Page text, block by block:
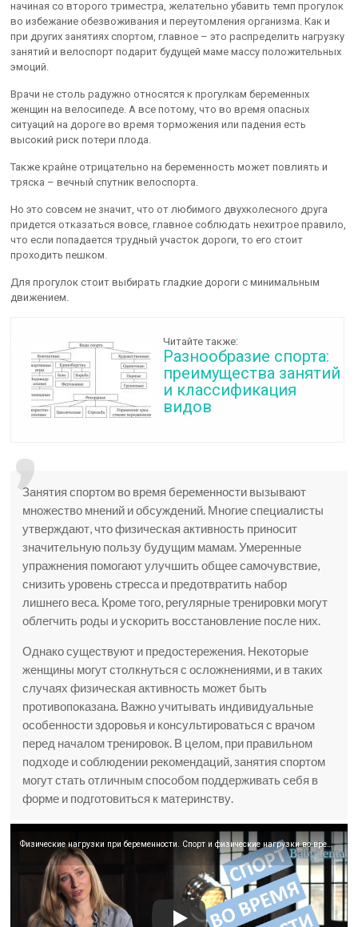
начиная со второго триместра, желательно убавить темп прогулок
во избежание обезвоживания и переутомления организма. Как и
при других занятиях спортом, главное – это распределить нагрузку
занятий и велоспорт подарит будущей маме массу положительных
эмоций.
Врачи не столь радужно относятся к прогулкам беременных
женщин на велосипеде. А все потому, что во время опасных
ситуаций на дороге во время торможения или падения есть
высокий риск потери плода.
Также крайне отрицательно на беременность может повлиять и
тряска – вечный спутник велоспорта.
Но это совсем не значит, что от любимого двухколесного друга
придется отказаться вовсе, главное соблюдать нехитрое правило,
что если попадается трудный участок дороги, то его стоит
проходить пешком.
Для прогулок стоит выбирать гладкие дороги с минимальным
движением.
Читайте также:
Разнообразие спорта:
преимущества занятий
и классификация
видов
Занятия спортом во время беременности вызывают
множество мнений и обсуждений. Многие специалисты
утверждают, что физическая активность приносит
значительную пользу будущим мамам. Умеренные
упражнения помогают улучшить общее самочувствие,
снизить уровень стресса и предотвратить набор
лишнего веса. Кроме того, регулярные тренировки могут
облегчить роды и ускорить восстановление после них.
Однако существуют и предостережения. Некоторые
женщины могут столкнуться с осложнениями, и в таких
случаях физическая активность может быть
противопоказана. Важно учитывать индивидуальные
особенности здоровья и консультироваться с врачом
перед началом тренировок. В целом, при правильном
подходе и соблюдении рекомендаций, занятия спортом
могут стать отличным способом поддерживать себя в
форме и подготовиться к материнству.
Физические нагрузки при беременности. Спорт и физические нагрузки во время беременности